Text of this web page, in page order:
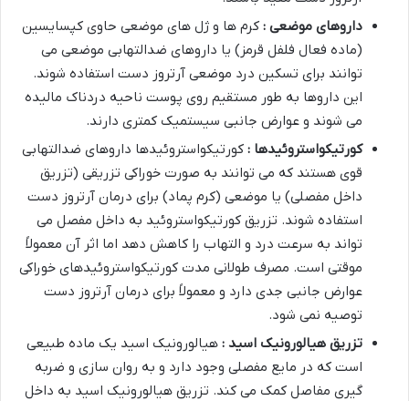
داروهای موضعی : کرم ها و ژل های موضعی حاوی کپسایسین
(ماده فعال فلفل قرمز) یا داروهای ضدالتهابی موضعی می
توانند برای تسکین درد موضعی آرتروز دست استفاده شوند.
این داروها به طور مستقیم روی پوست ناحیه دردناک مالیده
می شوند و عوارض جانبی سیستمیک کمتری دارند.
کورتیکواستروئیدها : کورتیکواستروئیدها داروهای ضدالتهابی
قوی هستند که می توانند به صورت خوراکی تزریقی (تزریق
داخل مفصلی) یا موضعی (کرم پماد) برای درمان آرتروز دست
استفاده شوند. تزریق کورتیکواستروئید به داخل مفصل می
تواند به سرعت درد و التهاب را کاهش دهد اما اثر آن معمولاً
موقتی است. مصرف طولانی مدت کورتیکواستروئیدهای خوراکی
عوارض جانبی جدی دارد و معمولاً برای درمان آرتروز دست
توصیه نمی شود.
تزریق هیالورونیک اسید : هیالورونیک اسید یک ماده طبیعی
است که در مایع مفصلی وجود دارد و به روان سازی و ضربه
گیری مفاصل کمک می کند. تزریق هیالورونیک اسید به داخل